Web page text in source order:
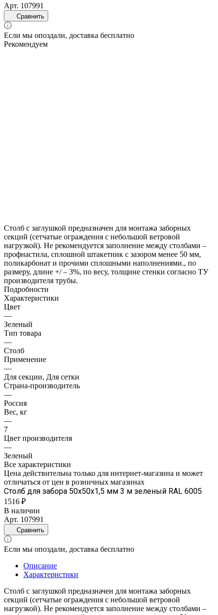
Арт. 107991
Сравнить
Если мы опоздали, доставка бесплатно
Рекомендуем
Столб с заглушкой предназначен для монтажа заборных
секций (сетчатые ограждения с небольшой ветровой
нагрузкой). Не рекомендуется заполнение между столбами –
профнастила, сплошной штакетник с зазором менее 50 мм,
поликарбонат и прочими сплошными наполнениями., по
размеру, длине +/ – 3%, по весу, толщине стенки согласно ТУ
производителя трубы.
Подробности
Характеристики
Цвет
—
Зеленый
Тип товара
—
Столб
Применение
—
Для секции, Для сетки
Страна-производитель
—
Россия
Вес, кг
—
7
Цвет производителя
—
Зеленый
Все характеристики
Цена действительна только для интернет-магазина и может
отличаться от цен в розничных магазинах
Столб для забора 50х50х1,5 мм 3 м зеленый RAL 6005
1516 ₽
В наличии
Арт. 107991
Сравнить
Если мы опоздали, доставка бесплатно
Описание
Характеристики
Столб с заглушкой предназначен для монтажа заборных
секций (сетчатые ограждения с небольшой ветровой
нагрузкой). Не рекомендуется заполнение между столбами –